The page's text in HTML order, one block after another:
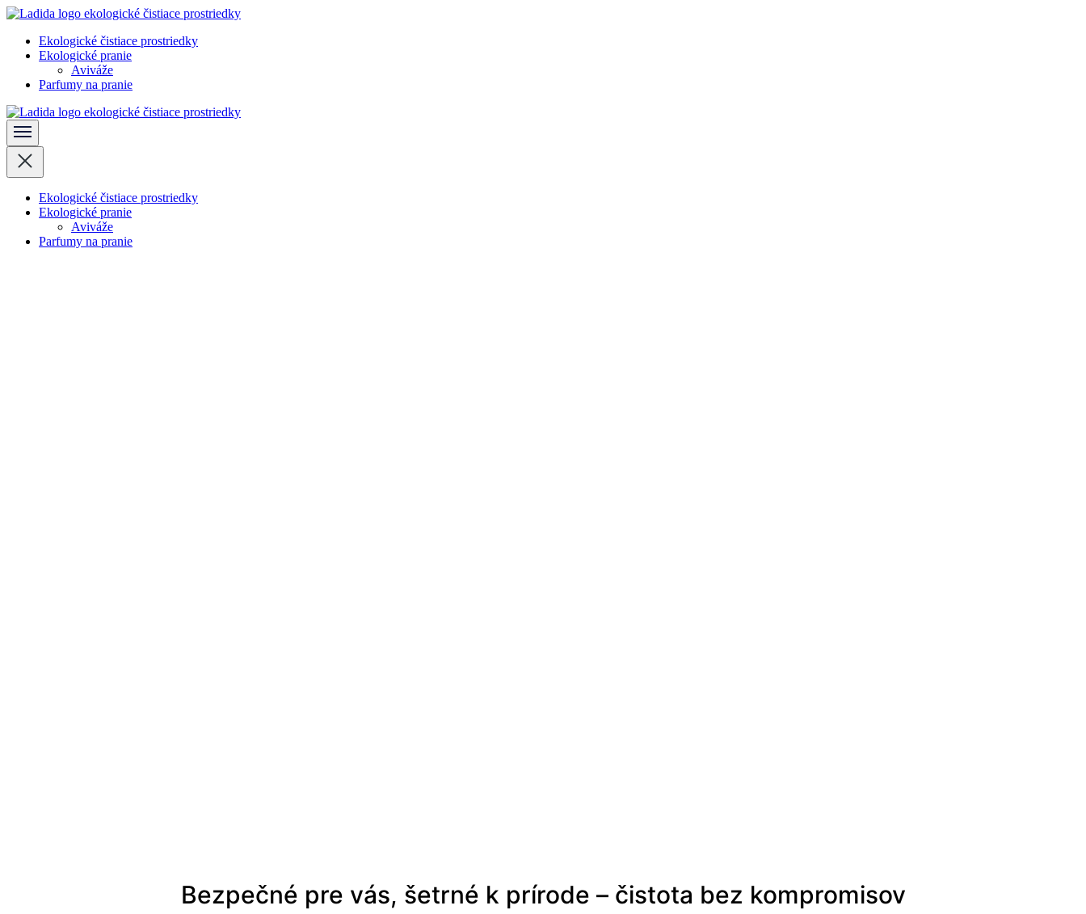
Skočiť
obsah
(stlačte
Ladida
Ekologické čistiace prostriedky
Ekologické pranie
Aviváže
Parfumy na pranie
Ladida
Ekologické čistiace prostriedky
Ekologické pranie
Aviváže
Parfumy na pranie
Bezpečné pre vás, šetrné k prírode – čistota bez kompromisov